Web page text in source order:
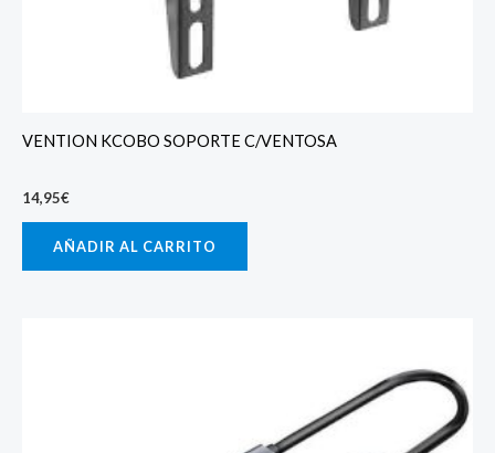
VENTION KCOBO SOPORTE C/VENTOSA
14,95€
AÑADIR AL CARRITO